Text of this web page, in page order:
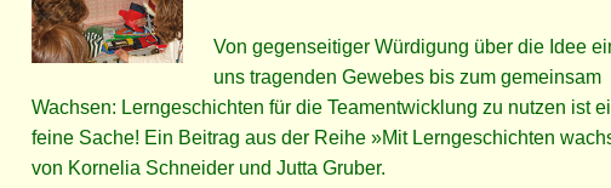
Von gegenseitiger Würdigung über die Idee
uns tragenden Gewebes bis zum gemeinsam
Wachsen: Lerngeschichten für die Teamentwicklung zu nutzen ist
feine Sache! Ein Beitrag aus der Reihe »Mit Lerngeschichten
von Kornelia Schneider und Jutta Gruber.